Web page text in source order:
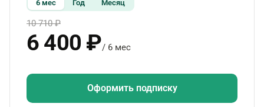
6 мес Год Месяц
10 710 ₽
6 400 ₽/ 6 мес
Оформить подписку